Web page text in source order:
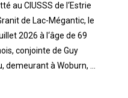
au CIUSSS de l‘Estrie
de Lac-Mégantic, le
2026 à l‘âge de 69
conjointe de Guy
demeurant à Woburn, ...